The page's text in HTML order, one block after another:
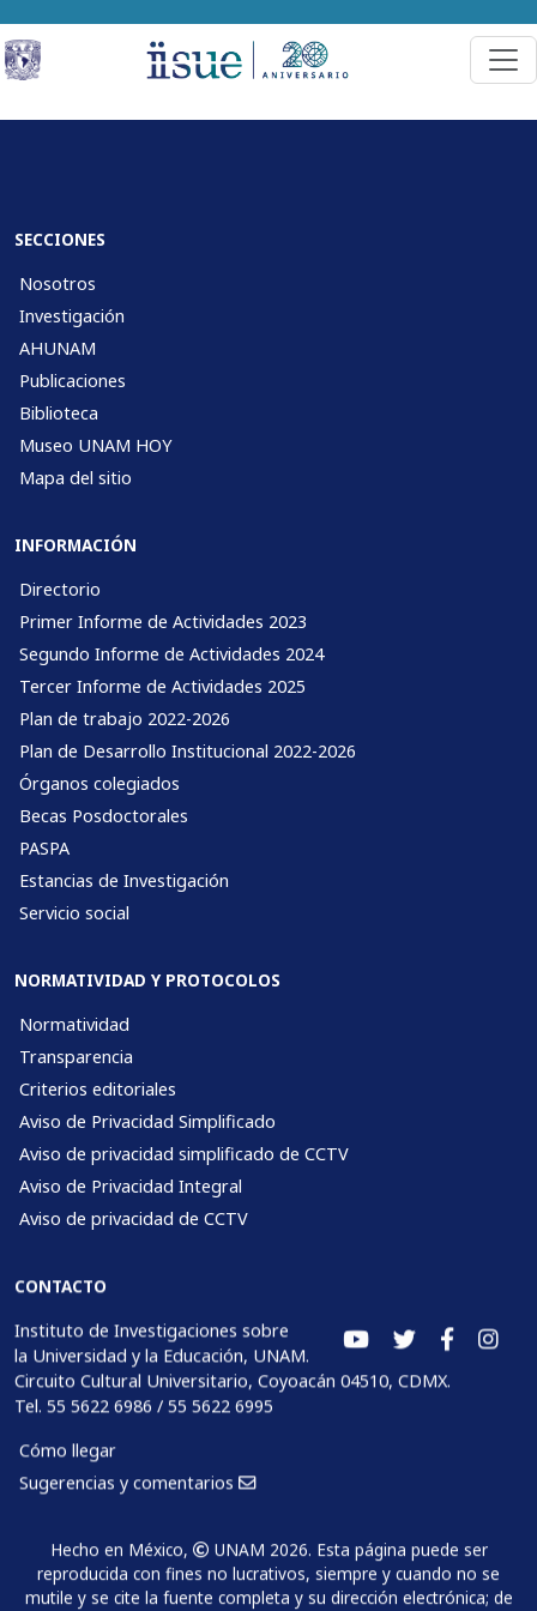
SECCIONES
Nosotros
Investigación
AHUNAM
Publicaciones
Biblioteca
Museo UNAM HOY
Mapa del sitio
INFORMACIÓN
Directorio
Primer Informe de Actividades 2023
Segundo Informe de Actividades 2024
Tercer Informe de Actividades 2025
Plan de trabajo 2022-2026
Plan de Desarrollo Institucional 2022-2026
Órganos colegiados
Becas Posdoctorales
PASPA
Estancias de Investigación
Servicio social
NORMATIVIDAD Y PROTOCOLOS
Normatividad
Transparencia
Criterios editoriales
Aviso de Privacidad Simplificado
Aviso de privacidad simplificado de CCTV
Aviso de Privacidad Integral
Aviso de privacidad de CCTV
CONTACTO
Instituto de Investigaciones sobre
la Universidad y la Educación, UNAM.
Circuito Cultural Universitario, Coyoacán 04510, CDMX.
Tel. 55 5622 6986 / 55 5622 6995
Cómo llegar
Sugerencias y comentarios
Hecho en México,
UNAM 2026. Esta página puede ser
reproducida con fines no lucrativos, siempre y cuando no se
mutile y se cite la fuente completa y su dirección electrónica; de